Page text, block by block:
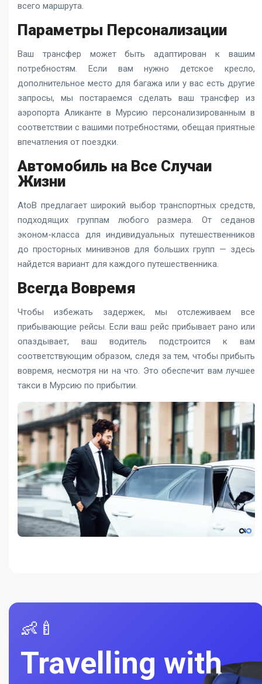
всего маршрута.
Параметры Персонализации
Ваш трансфер может быть адаптирован к вашим
потребностям. Если вам нужно детское кресло,
дополнительное место для багажа или у вас есть другие
запросы, мы постараемся сделать ваш трансфер из
аэропорта Аликанте в Мурсию персонализированным в
соответствии с вашими потребностями, обещая приятные
впечатления от поездки.
Автомобиль на Все Случаи
Жизни
AtoB предлагает широкий выбор транспортных средств,
подходящих группам любого размера. От седанов
эконом-класса для индивидуальных путешественников
до просторных минивэнов для больших групп — здесь
найдется вариант для каждого путешественника.
Всегда Вовремя
Чтобы избежать задержек, мы отслеживаем все
прибывающие рейсы. Если ваш рейс прибывает рано или
опаздывает, ваш водитель подстроится к вам
соответствующим образом, следя за тем, чтобы прибыть
вовремя, несмотря ни на что. Это обеспечит вам лучшее
такси в Мурсию по прибытии.
👶🍼
Travelling with